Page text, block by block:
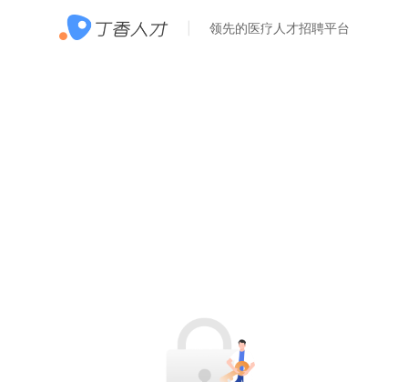
领先的医疗人才招聘平台